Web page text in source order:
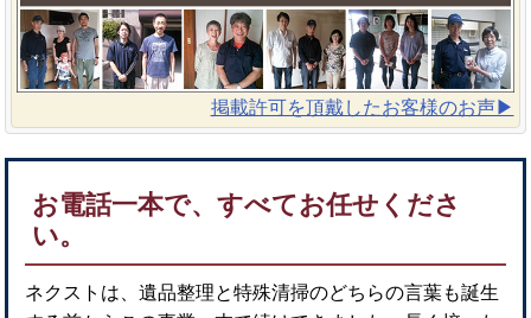
掲載許可を頂戴したお客様のお声▶︎
お電話一本で、すべてお任せくださ
い。
ネクストは、遺品整理と特殊清掃のどちらの言葉も誕生